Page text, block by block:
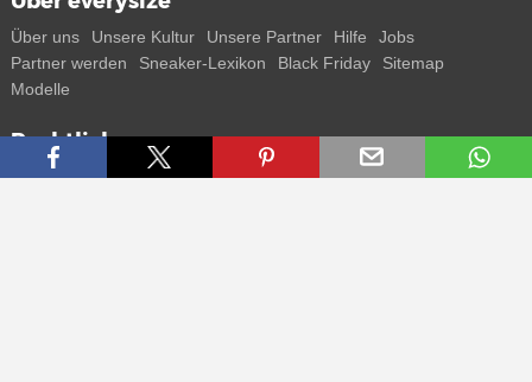
Über uns Unsere Kultur Unsere Partner Hilfe
Jobs
Partner werden
Sneaker-Lexikon Black Friday
Sitemap
Modelle
Rechtliches
AGB Datenschutz Impressum Kontakt